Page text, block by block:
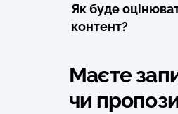
Як буде
контент?
Маєте
чи